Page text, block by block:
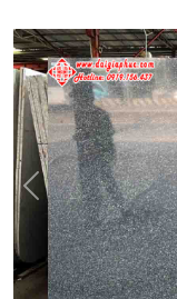
Previous